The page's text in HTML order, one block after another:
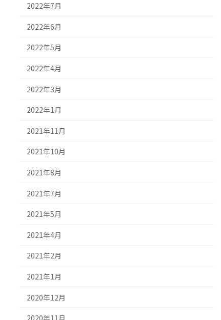
2022年7月
2022年6月
2022年5月
2022年4月
2022年3月
2022年1月
2021年11月
2021年10月
2021年8月
2021年7月
2021年5月
2021年4月
2021年2月
2021年1月
2020年12月